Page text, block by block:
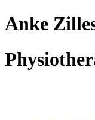
Anke